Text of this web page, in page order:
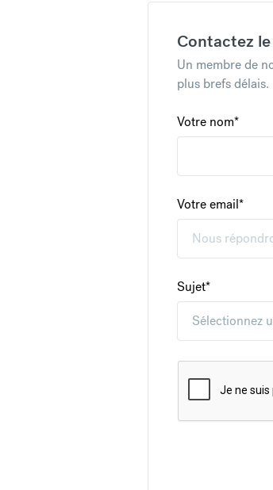
Contactez
Un membre de
plus brefs délais.
Votre nom*
Votre email*
Sujet*